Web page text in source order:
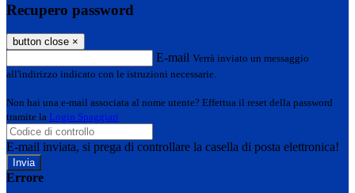
Recupero password
button close ×
E-mail Verrà inviato un messaggio
all'indirizzo indicato con le istruzioni necessarie.
Non hai una e-mail associata al nome utente? Effettua il reset della password
tramite la Login Spaggiari
E-mail inviata, si prega di controllare la casella di posta elettronica!
Errore